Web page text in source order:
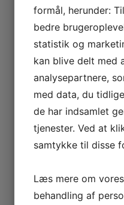
Hvad hvis din
orden
Det skal være let at
formål, herunder:
bedre
statistik og
kan blive delt med
analysepartnere,
med data, du
de har indsamlet
tjenester. Ved at
samtykke til disse
Læs mere om
behandling af